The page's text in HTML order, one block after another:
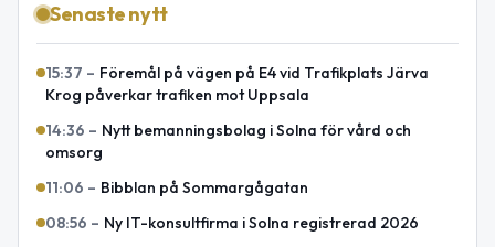
Senaste nytt
15:37 – Föremål på vägen på E4 vid Trafikplats Järva
Krog påverkar trafiken mot Uppsala
14:36 – Nytt bemanningsbolag i Solna för vård och
omsorg
11:06 – Bibblan på Sommargågatan
08:56 – Ny IT-konsultfirma i Solna registrerad 2026